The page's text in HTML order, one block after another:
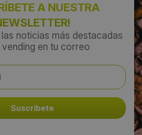
A NUESTRA
noticias más destacadas
en tu correo